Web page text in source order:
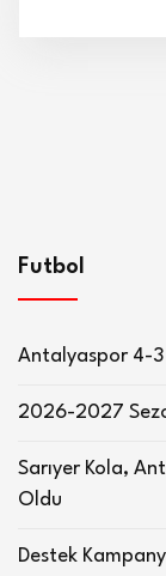
Futbol
Antalyaspor 4-3
2026-2027
Sarıyer Kola,
Oldu
Destek